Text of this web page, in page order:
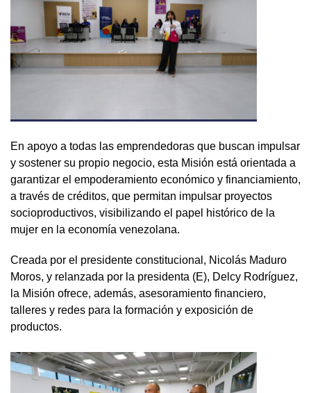
En apoyo a todas las emprendedoras que buscan impulsar
y sostener su propio negocio, esta Misión está orientada a
garantizar el empoderamiento económico y financiamiento,
a través de créditos, que permitan impulsar proyectos
socioproductivos, visibilizando el papel histórico de la
mujer en la economía venezolana.
Creada por el presidente constitucional, Nicolás Maduro
Moros, y relanzada por la presidenta (E), Delcy Rodríguez,
la Misión ofrece, además, asesoramiento financiero,
talleres y redes para la formación y exposición de
productos.